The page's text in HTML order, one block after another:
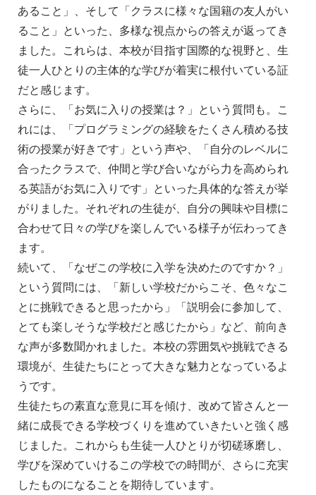
あること」、そして「クラスに様々な国籍の友人がい
ること」といった、多様な視点からの答えが返ってき
ました。これらは、本校が目指す国際的な視野と、生
徒一人ひとりの主体的な学びが着実に根付いている証
だと感じます。
さらに、「お気に入りの授業は？」という質問も。こ
れには、「プログラミングの経験をたくさん積める技
術の授業が好きです」という声や、「自分のレベルに
合ったクラスで、仲間と学び合いながら力を高められ
る英語がお気に入りです」といった具体的な答えが挙
がりました。それぞれの生徒が、自分の興味や目標に
合わせて日々の学びを楽しんでいる様子が伝わってき
ます。
続いて、「なぜこの学校に入学を決めたのですか？」
という質問には、「新しい学校だからこそ、色々なこ
とに挑戦できると思ったから」「説明会に参加して、
とても楽しそうな学校だと感じたから」など、前向き
な声が多数聞かれました。本校の雰囲気や挑戦できる
環境が、生徒たちにとって大きな魅力となっているよ
うです。
生徒たちの素直な意見に耳を傾け、改めて皆さんと一
緒に成長できる学校づくりを進めていきたいと強く感
じました。これからも生徒一人ひとりが切磋琢磨し、
学びを深めていけるこの学校での時間が、さらに充実
したものになることを期待しています。